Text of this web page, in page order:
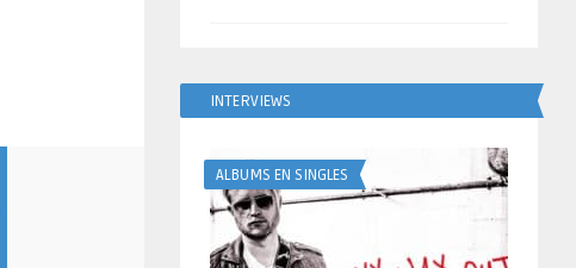
INTERVIEWS
ALBUMS EN SINGLES